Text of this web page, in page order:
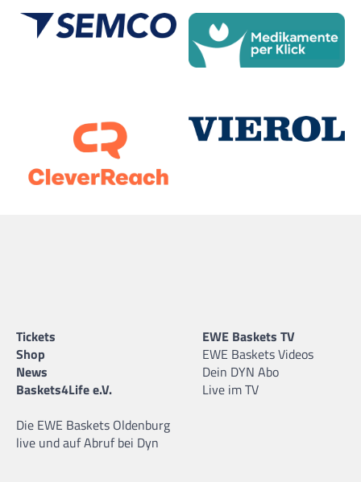
Tickets
Shop
News
Baskets4Life e.V.
Die EWE Baskets Oldenburg
live und auf Abruf bei Dyn
EWE Baskets TV
EWE Baskets Videos
Dein DYN Abo
Live im TV